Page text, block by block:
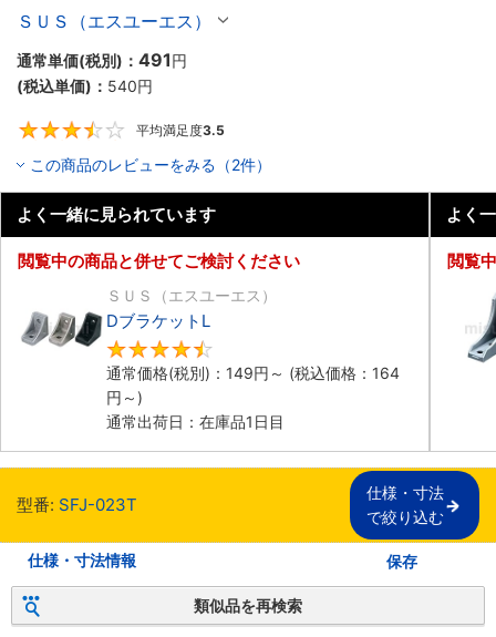
ＳＵＳ（エスユーエス）
通常単価(税別)： 491円
(税込単価)： 540円
平均満足度3.5
この商品のレビューをみる（2件）
よく一緒に見られています
閲覧中の商品と併せてご検討ください
ＳＵＳ（エスユーエス）
DブラケットL
通常価格(税別)： 149円 ～ (税込価格： 164
円 ～)
通常出荷日：在庫品1日目
よく
閲覧
型番: SFJ-023T
仕様・寸法
で絞り込む
仕様・寸法情報 保存
類似品を再検索